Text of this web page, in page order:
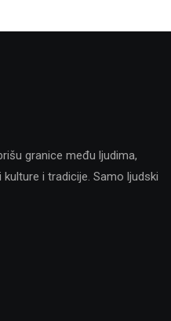
granice među ljudima,
i tradicije. Samo ljudski